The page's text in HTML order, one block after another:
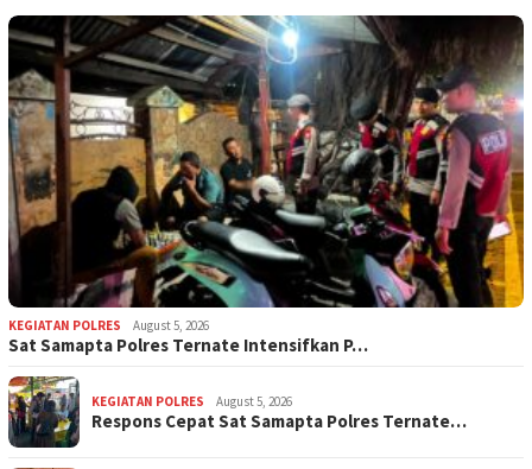
KEGIATAN POLRES August 5, 2026
Sat Samapta Polres Ternate Intensifkan P…
KEGIATAN POLRES August 5, 2026
Respons Cepat Sat Samapta Polres Ternate…